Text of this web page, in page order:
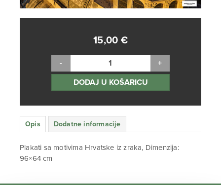
15,00 €
DODAJ U KOŠARICU
Opis Dodatne informacije
Plakati sa motivima Hrvatske iz zraka, Dimenzija:
96×64 cm